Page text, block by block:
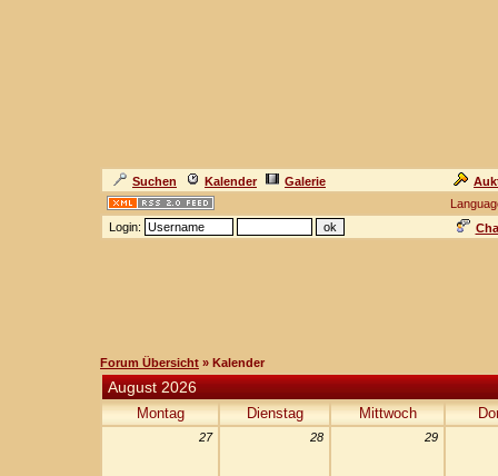
Suchen Kalender Galerie
Login:
Forum Übersicht » Kalender
August 2026
Montag Dienstag Mittwoch
27 28 29